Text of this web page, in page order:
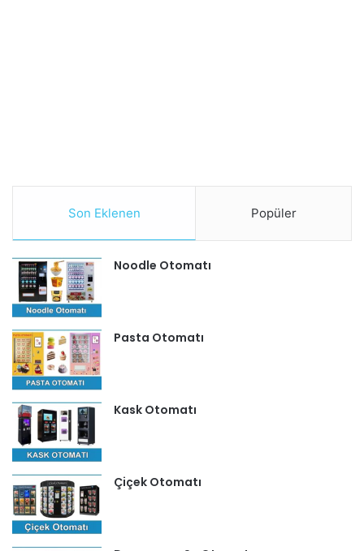
Son Eklenen Popüler
Noodle Otomatı
Pasta Otomatı
Kask Otomatı
Çiçek Otomatı